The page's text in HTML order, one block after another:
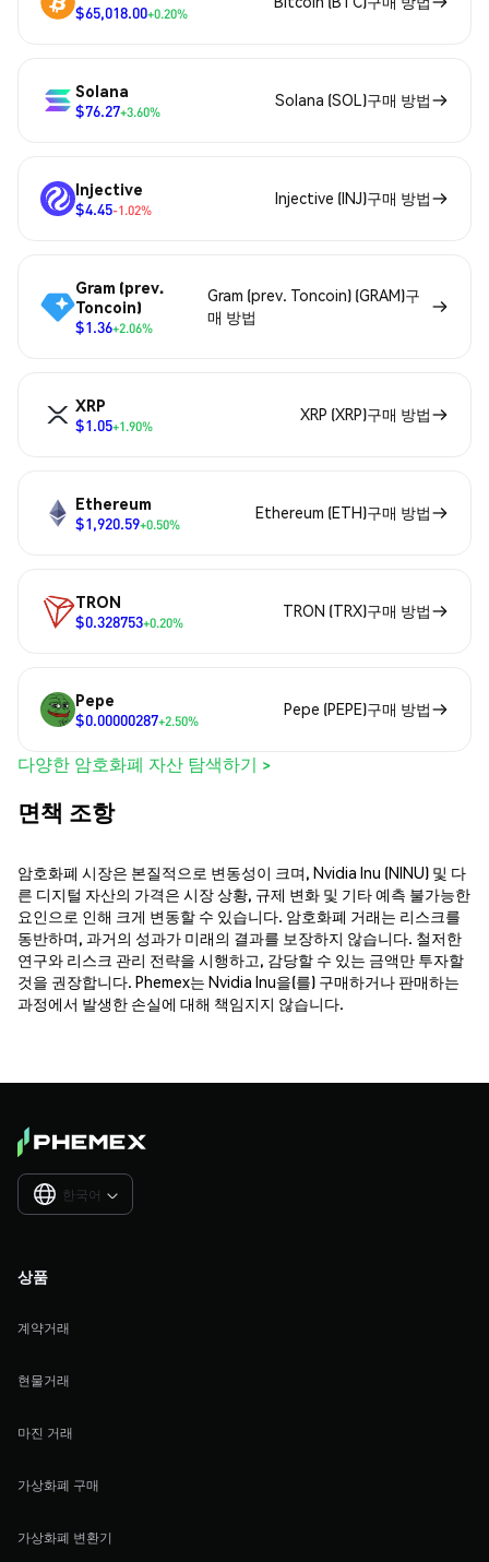
$65,018.00+0.20%
Solana
$76.27+3.60%
Solana (SOL)구매 방법
Injective
$4.45-1.02%
Injective (INJ)구매 방법
Gram (prev.
Toncoin)
$1.36+2.06%
Gram (prev. Toncoin) (GRAM)구
매 방법
XRP
$1.05+1.90%
XRP (XRP)구매 방법
Ethereum
$1,920.59+0.50%
Ethereum (ETH)구매 방법
TRON
$0.328753+0.20%
TRON (TRX)구매 방법
Pepe
$0.00000287+2.50%
Pepe (PEPE)구매 방법
다양한 암호화폐 자산 탐색하기 >
면책 조항
암호화폐 시장은 본질적으로 변동성이 크며, Nvidia Inu (NINU) 및 다
른 디지털 자산의 가격은 시장 상황, 규제 변화 및 기타 예측 불가능한
요인으로 인해 크게 변동할 수 있습니다. 암호화폐 거래는 리스크를
동반하며, 과거의 성과가 미래의 결과를 보장하지 않습니다. 철저한
연구와 리스크 관리 전략을 시행하고, 감당할 수 있는 금액만 투자할
것을 권장합니다. Phemex는 Nvidia Inu을(를) 구매하거나 판매하는
과정에서 발생한 손실에 대해 책임지지 않습니다.
한국어 
상품
계약거래
현물거래
마진 거래
가상화폐 구매
가상화폐 변환기